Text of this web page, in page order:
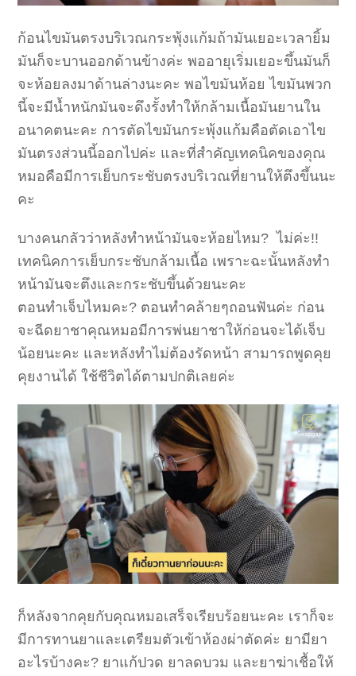
ก้อนไขมันตรงบริเวณกระพุ้งแก้มถ้ามันเยอะเวลายิ้ม
มันก็จะบานออกด้านข้างค่ะ พออายุเริ่มเยอะขึ้นมันก็
จะห้อยลงมาด้านล่างนะคะ พอไขมันห้อย ไขมันพวก
นี้จะมีน้ำหนักมันจะดึงรั้งทำให้กล้ามเนื้อมันยานใน
อนาคตนะคะ การตัดไขมันกระพุ้งแก้มคือตัดเอาไข
มันตรงส่วนนี้ออกไปค่ะ และที่สำคัญเทคนิคของคุณ
หมอคือมีการเย็บกระชับตรงบริเวณที่ยานให้ตึงขึ้นนะ
คะ
บางคนกลัวว่าหลังทำหน้ามันจะห้อยไหม? ไม่ค่ะ!!
เทคนิคการเย็บกระชับกล้ามเนื้อ เพราะฉะนั้นหลังทำ
หน้ามันจะตึงและกระชับขึ้นด้วยนะคะ
ตอนทำเจ็บไหมคะ? ตอนทำคล้ายๆถอนฟันค่ะ ก่อน
จะฉีดยาชาคุณหมอมีการพ่นยาชาให้ก่อนจะได้เจ็บ
น้อยนะคะ และหลังทำไม่ต้องรัดหน้า สามารถพูดคุย
คุยงานได้ ใช้ชีวิตได้ตามปกติเลยค่ะ
ก็หลังจากคุยกับคุณหมอเสร็จเรียบร้อยนะคะ เราก็จะ
มีการทานยาและเตรียมตัวเข้าห้องผ่าตัดค่ะ ยามียา
อะไรบ้างคะ? ยาแก้ปวด ยาลดบวม และยาฆ่าเชื้อให้